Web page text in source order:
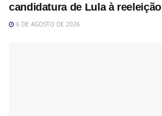
candidatura de Lula à reeleição
6 DE AGOSTO DE 2026